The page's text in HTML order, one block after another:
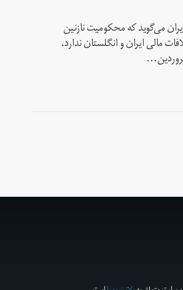
می‌گوید که محکومیت نازنین
مالی ایران و انگلستان ندارد.